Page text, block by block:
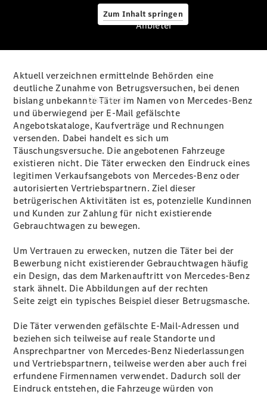
Zum Inhalt springen
Anbieter
Übersicht
Startseite
Ansprechpartner
finden
Beratung
vereinbaren
Servicetermin
buchen
Probefahrt
vereinbaren
Konfigurator
Modellübersicht
Tel: +49
202 7191 0
Anbieter
Aktuell verzeichnen ermittelnde Behörden eine
deutliche Zunahme von Betrugsversuchen, bei denen
bislang unbekannte Täter im Namen von Mercedes-Benz
und überwiegend per E‑Mail gefälschte
Angebotskataloge, Kaufverträge und Rechnungen
versenden. Dabei handelt es sich um
Täuschungsversuche. Die angebotenen Fahrzeuge
existieren nicht. Die Täter erwecken den Eindruck eines
legitimen Verkaufsangebots von Mercedes‑Benz oder
autorisierten Vertriebspartnern. Ziel dieser
betrügerischen Aktivitäten ist es, potenzielle Kundinnen
und Kunden zur Zahlung für nicht existierende
Gebrauchtwagen zu bewegen.
Um Vertrauen zu erwecken, nutzen die Täter bei der
Bewerbung nicht existierender Gebrauchtwagen häufig
ein Design, das dem Markenauftritt von Mercedes‑Benz
stark ähnelt. Die Abbildungen auf der rechten
Seite zeigt ein typisches Beispiel dieser Betrugsmasche.
Die Täter verwenden gefälschte E‑Mail‑Adressen und
beziehen sich teilweise auf reale Standorte und
Ansprechpartner von Mercedes‑Benz Niederlassungen
und Vertriebspartnern, teilweise werden aber auch frei
erfundene Firmennamen verwendet. Dadurch soll der
Eindruck entstehen, die Fahrzeuge würden von